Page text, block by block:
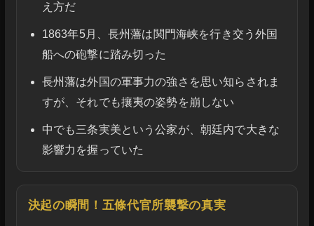
え方だ
1863年5月、長州藩は関門海峡を行き交う外国
船への砲撃に踏み切った
長州藩は外国の軍事力の強さを思い知らされま
すが、それでも攘夷の姿勢を崩しない
中でも三条実美という公家が、朝廷内で大きな
影響力を握っていた
決起の瞬間！五條代官所襲撃の真実